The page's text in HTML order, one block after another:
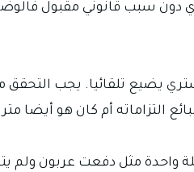
دون سبب قانوني مقبول
يضيع تلقائيا. يجب
التزاماته أم كان هو أيضا
مثل دفعت عربون ولم